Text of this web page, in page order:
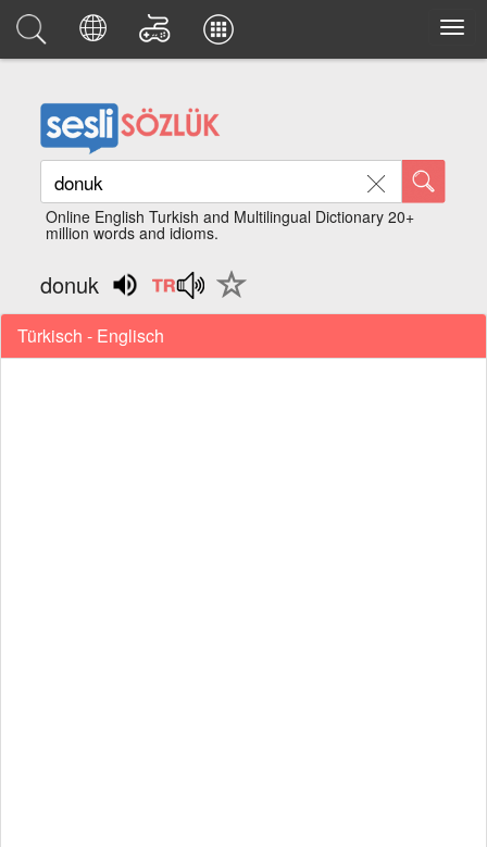
Online English Turkish and Multilingual Dictionary 20+
million words and idioms.
donuk
Türkisch - Englisch